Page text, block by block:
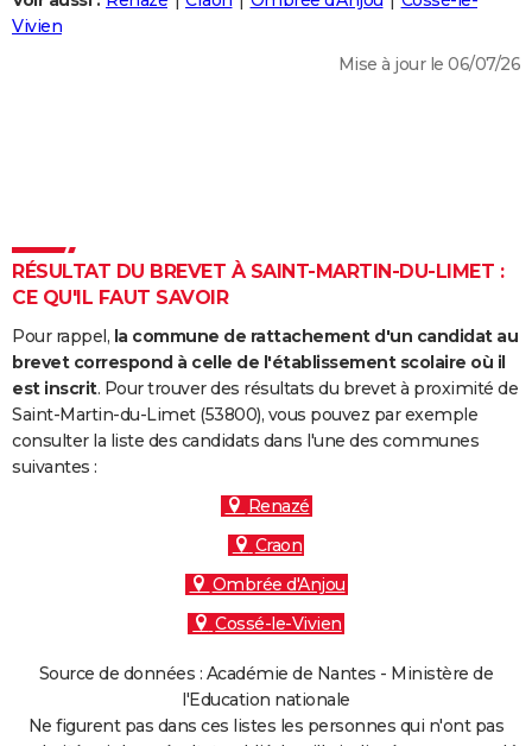
Destinations
City break
Voyage nature
Voyage de noces
Forum
Climat
+
PHOTO
Dictionnaire
Biographies
Citations
Expressions
Proverbes
PROGRAMME TV
S'inscrire
Se connecter
Lycées
Collèges
Primaires
Universités
Entreprises
Service militaire
Avis de recherche
AVIS DE DÉCÈS
FORUM
Bricolage
Lifestyle
Culture
SportAuto
Television
Voyage
Cinema
Vivien
Mise à jour le 06/07/26
RÉSULTAT DU BREVET À SAINT-MARTIN-DU-LIMET :
CE QU'IL FAUT SAVOIR
Pour rappel, la commune de rattachement d'un candidat au
brevet correspond à celle de l'établissement scolaire où il
est inscrit. Pour trouver des résultats du brevet à proximité de
Saint-Martin-du-Limet (53800), vous pouvez par exemple
consulter la liste des candidats dans l'une des communes
suivantes :
Renazé
Craon
Ombrée d'Anjou
Cossé-le-Vivien
Source de données : Académie de Nantes - Ministère de
l'Education nationale
Ne figurent pas dans ces listes les personnes qui n'ont pas